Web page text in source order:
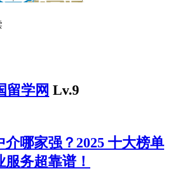
留学网 Lv.9
介哪家强？2025 十大榜单
务超靠谱！